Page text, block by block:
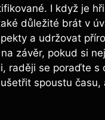
I když je
důležité brát v
a udržovat
závěr, pokud si
raději se poraďte s
spoustu času,